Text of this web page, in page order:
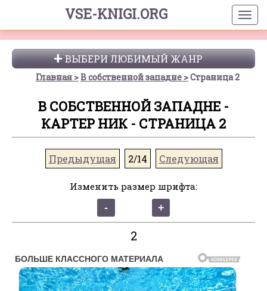
VSE-KNIGI.ORG
ВЫБЕРИ ЛЮБИМЫЙ ЖАНР
Главная В собственной западне Страница 2
В СОБСТВЕННОЙ ЗАПАДНЕ -
КАРТЕР НИК - СТРАНИЦА 2
Предыдущая 2/14 Следующая
Изменить размер шрифта:
2